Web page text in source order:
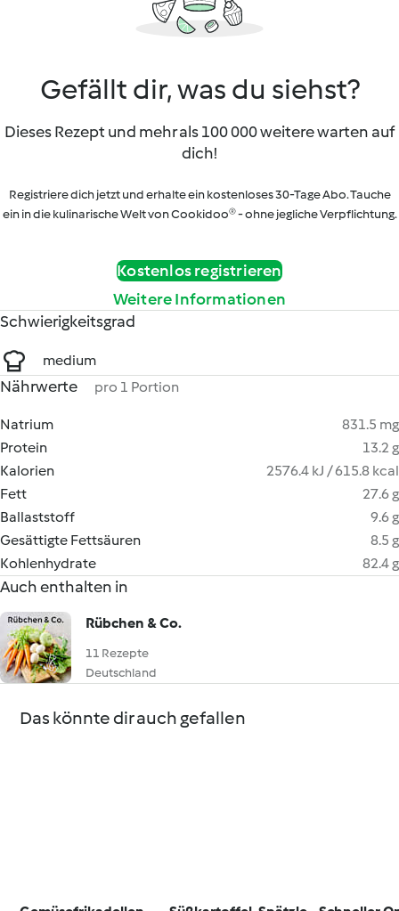
Gefällt dir, was du siehst?
Dieses Rezept und mehr als 100 000 weitere warten auf
dich!
Registriere dich jetzt und erhalte ein kostenloses 30-Tage Abo. Tauche
ein in die kulinarische Welt von Cookidoo® - ohne jegliche Verpflichtung.
Kostenlos registrieren
Weitere Informationen
Schwierigkeitsgrad
medium
Nährwerte pro 1 Portion
Natrium
831.5 mg
Protein
13.2 g
Kalorien
2576.4 kJ / 615.8 kcal
Fett
27.6 g
Ballaststoff
9.6 g
Gesättigte Fettsäuren
8.5 g
Kohlenhydrate
82.4 g
Auch enthalten in
Rübchen & Co.
11 Rezepte
Deutschland
Das könnte dir auch gefallen